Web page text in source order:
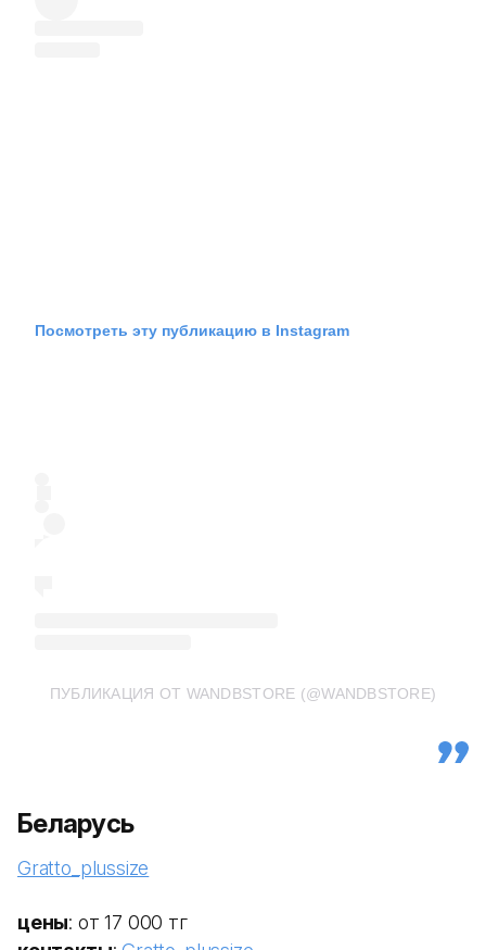
Посмотреть эту публикацию в Instagram
ПУБЛИКАЦИЯ ОТ WANDBSTORE (@WANDBSTORE)
Беларусь
Gratto_plussize
цены: от 17 000 тг